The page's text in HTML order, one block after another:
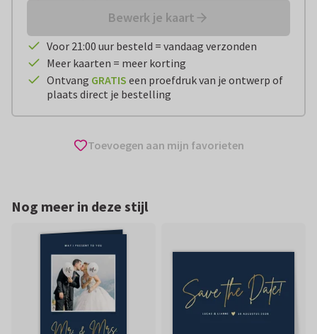
Bewerk je kaart
Voor 21:00 uur besteld = vandaag verzonden
Meer kaarten = meer korting
Ontvang GRATIS een proefdruk van je ontwerp of
plaats direct je bestelling
Toevoegen aan mijn favorieten
Nog meer in deze stijl